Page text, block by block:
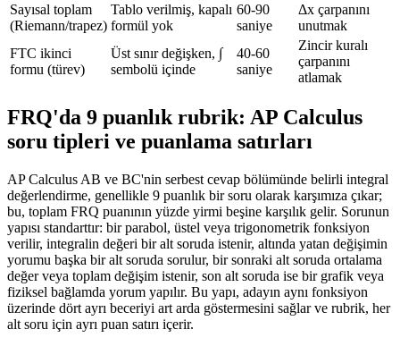
Sayısal toplam
(Riemann/trapez)
Tablo verilmiş, kapalı
formül yok
60-90
saniye
Δx çarpanını
unutmak
FTC ikinci
formu (türev)
Üst sınır değişken, ∫
sembolü içinde
40-60
saniye
Zincir kuralı
çarpanını
atlamak
FRQ'da 9 puanlık rubrik: AP Calculus
soru tipleri ve puanlama satırları
AP Calculus AB ve BC'nin serbest cevap bölümünde belirli integral
değerlendirme, genellikle 9 puanlık bir soru olarak karşımıza çıkar;
bu, toplam FRQ puanının yüzde yirmi beşine karşılık gelir. Sorunun
yapısı standarttır: bir parabol, üstel veya trigonometrik fonksiyon
verilir, integralin değeri bir alt soruda istenir, altında yatan değişimin
yorumu başka bir alt soruda sorulur, bir sonraki alt soruda ortalama
değer veya toplam değişim istenir, son alt soruda ise bir grafik veya
fiziksel bağlamda yorum yapılır. Bu yapı, adayın aynı fonksiyon
üzerinde dört ayrı beceriyi art arda göstermesini sağlar ve rubrik, her
alt soru için ayrı puan satırı içerir.